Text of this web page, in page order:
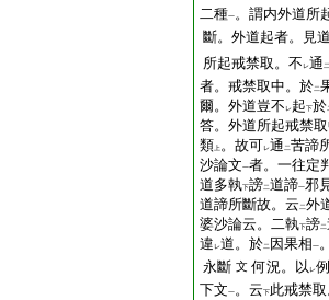
二種一。謂内外道所
斷。外道起者。見
所起戒禁取。不 レ通 二
者。戒禁取中。於二
爾。外道豈不 レ起下於
答。外道所起戒禁
類 上 。故可レ通 二苦諦
沙論文一者。一往定
道多執下謗二道諦一邪
道諦所斷故。云 二外
婆沙論云。二執下謗二
違 レ道。於二 因果相一
永斷 文 何況。以 レ
下文一。云下此戒禁